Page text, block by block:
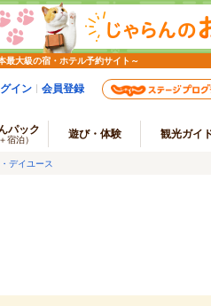
大級の宿・ホテル予約サイト～
イン 会員登録
パック
宿泊） 遊び・体験 観光ガイ
デイユース